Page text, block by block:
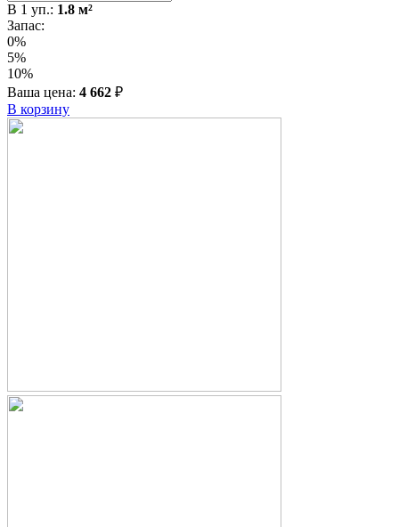
В 1 уп.: 1.8 м²
Запас:
0%
5%
10%
Ваша цена: 4 662 ₽
В корзину